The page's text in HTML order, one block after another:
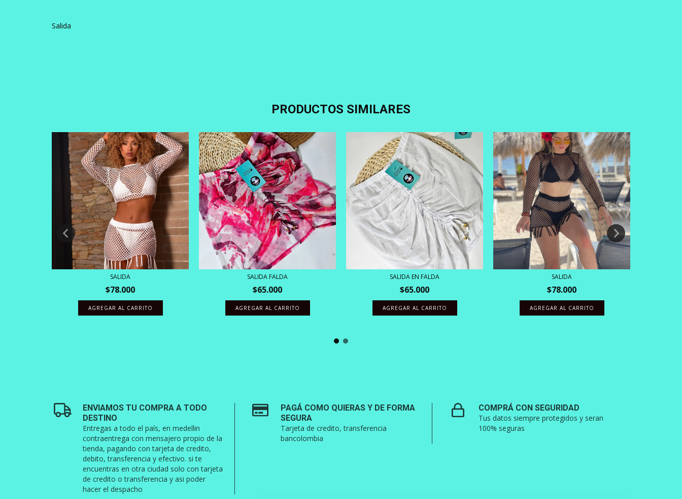
Salida
PRODUCTOS SIMILARES
SALIDA
$78.000
AGREGAR AL CARRITO
SALIDA FALDA
$65.000
AGREGAR AL CARRITO
SALIDA EN FALDA
$65.000
AGREGAR AL CARRITO
SALIDA
$78.000
AGREGAR AL CARRITO
ENVIAMOS TU COMPRA A TODO
DESTINO
Entregas a todo el país, en medellin
contraentrega con mensajero propio de la
tienda, pagando con tarjeta de credito,
debito, transferencia y efectivo. si te
encuentras en otra ciudad solo con tarjeta
de credito o transferencia y asi poder
hacer el despacho
PAGÁ COMO QUIERAS Y DE FORMA
SEGURA
Tarjeta de credito, transferencia
bancolombia
COMPRÁ CON SEGURIDAD
Tus datos siempre protegidos y seran
100% seguras